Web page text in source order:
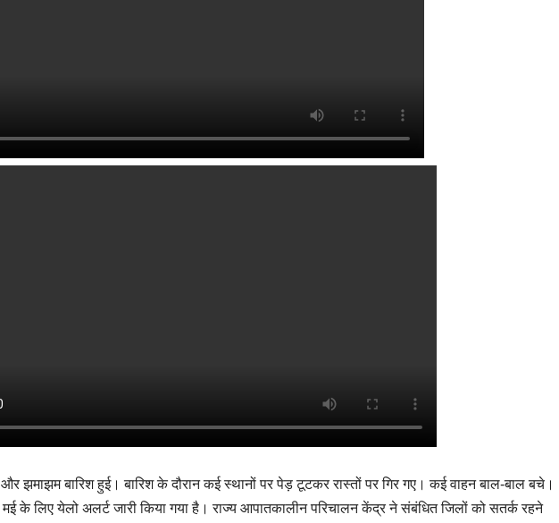
झमाझम बारिश हुई। बारिश के दौरान कई स्थानों पर पेड़ टूटकर रास्तों पर गिर गए। कई वाहन बाल-बाल बचे।
के लिए येलो अलर्ट जारी किया गया है। राज्य आपातकालीन परिचालन केंद्र ने संबंधित जिलों को सतर्क रहने